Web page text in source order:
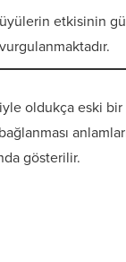
etkisinin
oldukça eski
gösterilir.